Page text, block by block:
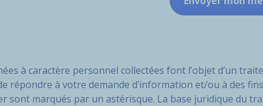
à caractère personnel collectées font l’objet d’un
répondre à votre demande d’information et/ou à des
sont marqués par un astérisque. La base juridique du